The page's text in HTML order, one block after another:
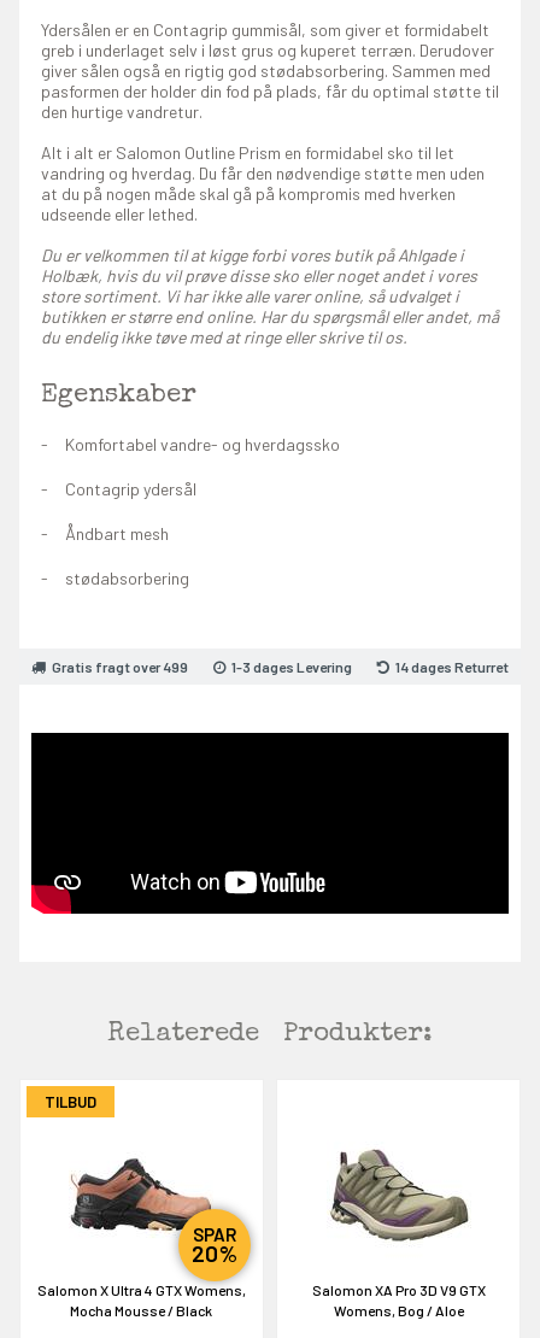
Ydersålen er en Contagrip gummisål, som giver et formidabelt
greb i underlaget selv i løst grus og kuperet terræn. Derudover
giver sålen også en rigtig god stødabsorbering. Sammen med
pasformen der holder din fod på plads, får du optimal støtte til
den hurtige vandretur.
Alt i alt er Salomon Outline Prism en formidabel sko til let
vandring og hverdag. Du får den nødvendige støtte men uden
at du på nogen måde skal gå på kompromis med hverken
udseende eller lethed.
Du er velkommen til at kigge forbi vores butik på Ahlgade i
Holbæk, hvis du vil prøve disse sko eller noget andet i vores
store sortiment. Vi har ikke alle varer online, så udvalget i
butikken er større end online. Har du spørgsmål eller andet, må
du endelig ikke tøve med at ringe eller skrive til os.
Egenskaber
Komfortabel vandre- og hverdagssko
Contagrip ydersål
Åndbart mesh
stødabsorbering
Gratis fragt over 499 1-3 dages Levering 14 dages Returret
Relaterede Produkter:
TILBUD
SPAR
20%
Salomon X Ultra 4 GTX Womens,
Mocha Mousse / Black
Salomon XA Pro 3D V9 GTX
Womens, Bog / Aloe